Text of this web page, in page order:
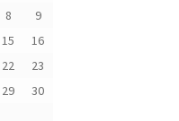
8
9
15
16
22
23
29
30